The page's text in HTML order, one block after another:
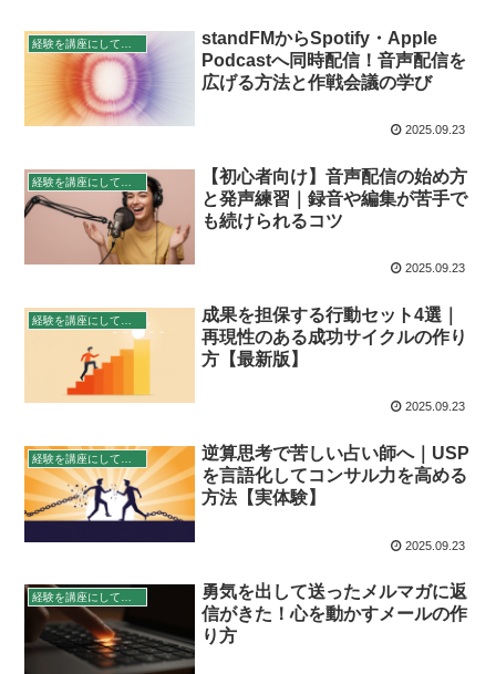
standFMからSpotify・Apple
Podcastへ同時配信！音声配信を
広げる方法と作戦会議の学び
2025.09.23
【初心者向け】音声配信の始め方
と発声練習｜録音や編集が苦手で
も続けられるコツ
2025.09.23
成果を担保する行動セット4選｜
再現性のある成功サイクルの作り
方【最新版】
2025.09.23
経験を講座にして稼ぐ
逆算思考で苦しい占い師へ｜USP
を言語化してコンサル力を高める
方法【実体験】
2025.09.23
経験を講座にして稼ぐ
勇気を出して送ったメルマガに返
信がきた！心を動かすメールの作
り方